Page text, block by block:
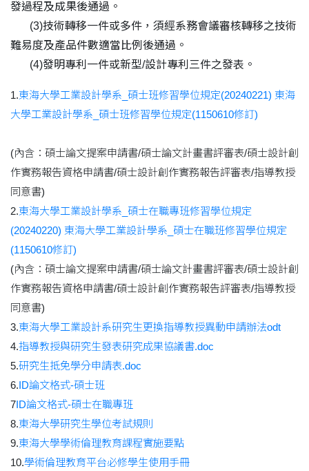
發過程及成果後通過。
(3)技術轉移一件或多件，須經系務會議審核轉移之技術
難易度及產品件數適當比例後通過。
(4)發明專利一件或新型/設計專利三件之發表。
1.東海大學工業設計學系_碩士班修習學位規定(20240221) 東海
大學工業設計學系_碩士班修習學位規定(1150610修訂)
(內含：碩士論文提案申請書/碩士論文計畫書評審表/碩士設計創
作實務報告資格申請書/碩士設計創作實務報告評審表/指導教授
同意書)
2.東海大學工業設計學系_碩士在職專班修習學位規定
(20240220) 東海大學工業設計學系_碩士在職班修習學位規定
(1150610修訂)
(內含：碩士論文提案申請書/碩士論文計畫書評審表/碩士設計創
作實務報告資格申請書/碩士設計創作實務報告評審表/指導教授
同意書)
3.東海大學工業設計系研究生更換指導教授異動申請辦法odt
4.指導教授與研究生發表研究成果協議書.doc
5.研究生抵免學分申請表.doc
6.ID論文格式-碩士班
7ID論文格式-碩士在職專班
8.東海大學研究生學位考試規則
9.東海大學學術倫理教育課程實施要點
10.學術倫理教育平台必修學生使用手冊